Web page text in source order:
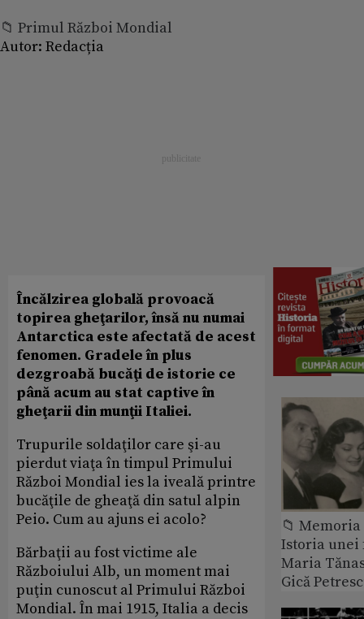
📁 Primul Război Mondial
Autor: Redacția
Încălzirea globală provoacă
topirea gheţarilor, însă nu numai
Antarctica este afectată de acest
fenomen. Gradele în plus
dezgroabă bucăţi de istorie ce
până acum au stat captive în
gheţarii din munţii Italiei.
Trupurile soldaţilor care şi-au
pierdut viaţa în timpul Primului
Război Mondial ies la iveală printre
bucăţile de gheaţă din satul alpin
Peio. Cum au ajuns ei acolo?
Bărbaţii au fost victime ale
Războiului Alb, un moment mai
puţin cunoscut al Primului Război
Mondial. În mai 1915, Italia a decis
📁
Istoria
Maria
Gică